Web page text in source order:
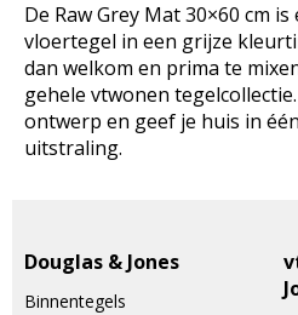
De Raw Grey Mat 30×60 cm
vloertegel in een grijze
dan welkom en prima te
gehele vtwonen
ontwerp en geef je huis in
uitstraling.
Douglas & Jones
Binnentegels